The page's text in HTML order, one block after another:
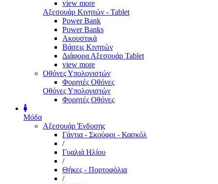
view more
Αξεσουάρ Κινητών - Tablet
Power Bank
Power Banks
Ακουστικά
Βάσεις Κινητών
Διάφορα Αξεσουάρ Tablet
view more
Οθόνες Υπολογιστών
Φορητές Οθόνες
Οθόνες Υπολογιστών
Φορητές Οθόνες
Μόδα
Αξεσουάρ Ένδυσης
Γάντια - Σκούφοι - Κασκόλ
/
Γυαλιά Ηλίου
/
Θήκες - Πορτοφόλια
/